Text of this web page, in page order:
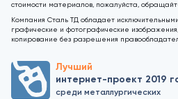
стоимости материалов, пожалуйста,
Компания Сталь ТД обладает
графические и фотографические
копирование без разрешения
Лучший
интернет-проект 2019
среди металлургических